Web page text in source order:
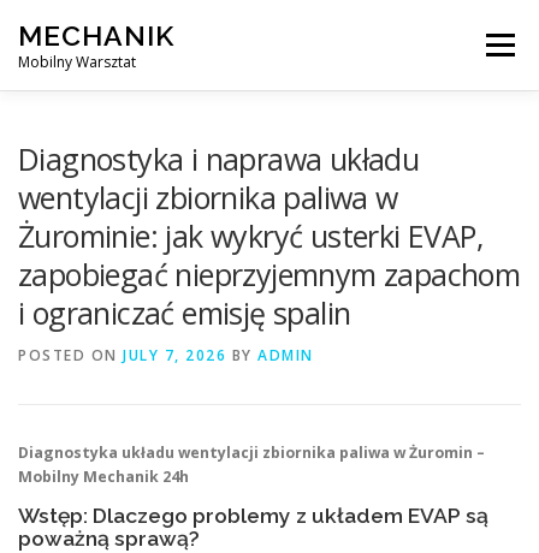
content
MECHANIK
Mobilny Warsztat
Menu
KONTAKT
Diagnostyka i naprawa układu
wentylacji zbiornika paliwa w
Żurominie: jak wykryć usterki EVAP,
zapobiegać nieprzyjemnym zapachom
i ograniczać emisję spalin
POSTED ON JULY 7, 2026 BY ADMIN
Diagnostyka układu wentylacji zbiornika paliwa w Żuromin –
Mobilny Mechanik 24h
Wstęp: Dlaczego problemy z układem EVAP są
poważną sprawą?